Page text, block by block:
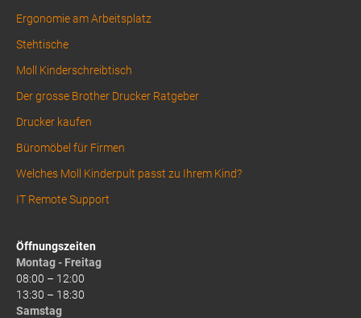
Ergonomie am Arbeitsplatz
Stehtische
Moll Kinderschreibtisch
Der grosse Brother Drucker Ratgeber
Drucker kaufen
Büromöbel für Firmen
Welches Moll Kinderpult passt zu Ihrem Kind?
IT Remote Support
Öffnungszeiten
Montag - Freitag
08:00 – 12:00
13:30 – 18:30
Samstag